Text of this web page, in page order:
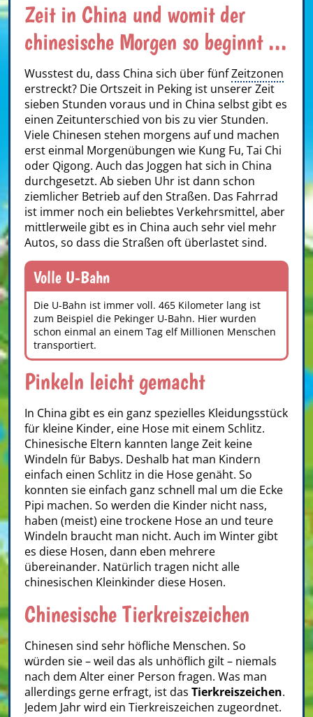
Zeit in China und womit der
chinesische Morgen so beginnt ...
Wusstest du, dass China sich über fünfZeitzonen
erstreckt? Die Ortszeit in Peking ist unserer Zeit
sieben Stunden voraus und in China selbst gibt es
einen Zeitunterschied von bis zu vier Stunden.
Viele Chinesen stehen morgens auf und machen
erst einmal Morgenübungen wie Kung Fu, Tai Chi
oder Qigong. Auch das Joggen hat sich in China
durchgesetzt. Ab sieben Uhr ist dann schon
ziemlicher Betrieb auf den Straßen. Das Fahrrad
ist immer noch ein beliebtes Verkehrsmittel, aber
mittlerweile gibt es in China auch sehr viel mehr
Autos, so dass die Straßen oft überlastet sind.
Volle U-Bahn
Die U-Bahn ist immer voll. 465 Kilometer lang ist
zum Beispiel die Pekinger U-Bahn. Hier wurden
schon einmal an einem Tag elf Millionen Menschen
transportiert.
Pinkeln leicht gemacht
In China gibt es ein ganz spezielles Kleidungsstück
für kleine Kinder, eine Hose mit einem Schlitz.
Chinesische Eltern kannten lange Zeit keine
Windeln für Babys. Deshalb hat man Kindern
einfach einen Schlitz in die Hose genäht. So
konnten sie einfach ganz schnell mal um die Ecke
Pipi machen. So werden die Kinder nicht nass,
haben (meist) eine trockene Hose an und teure
Windeln braucht man nicht. Auch im Winter gibt
es diese Hosen, dann eben mehrere
übereinander. Natürlich tragen nicht alle
chinesischen Kleinkinder diese Hosen.
Chinesische Tierkreiszeichen
Chinesen sind sehr höfliche Menschen. So
würden sie – weil das als unhöflich gilt – niemals
nach dem Alter einer Person fragen. Was man
allerdings gerne erfragt, ist das Tierkreiszeichen.
Jedem Jahr wird ein Tierkreiszeichen zugeordnet.